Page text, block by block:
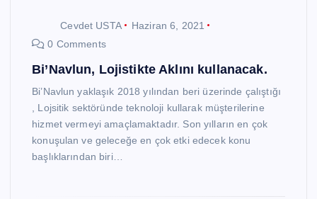
Cevdet USTA
Haziran 6, 2021
0 Comments
Bi’Navlun, Lojistikte Aklını kullanacak.
Bi’Navlun yaklaşık 2018 yılından beri üzerinde çalıştığı
, Lojsitik sektöründe teknoloji kullarak müşterilerine
hizmet vermeyi amaçlamaktadır. Son yılların en çok
konuşulan ve geleceğe en çok etki edecek konu
başlıklarından biri…